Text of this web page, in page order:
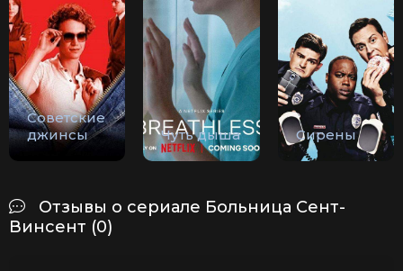
Советские
джинсы
Чуть дыша Сирены
Отзывы о сериале Больница Сент-
Винсент (0)